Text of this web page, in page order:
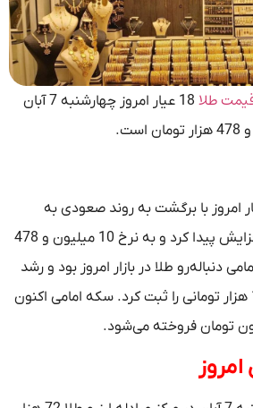
طلا
18 عیار امروز چهارشنبه 7 آبان
هر گرم طلا 18 عیار امروز با برگشت به روند صعودی به
میزان 133 هزار تومان افزایش پیدا کرد و به نرخ 10 میلیون و 478
دنباله‌رو طلا در بازار امروز بود و رشد
قیمت یک میلیون و 100 هزار تومانی را ثبت کرد. سکه امامی اکنون